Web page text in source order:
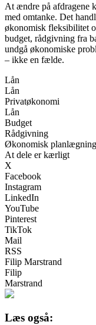
At ændre på afdragene
med omtanke. Det
økonomisk fleksibilitet
budget, rådgivning fra
undgå økonomiske
– ikke en fælde.
Lån
Lån
Privatøkonomi
Lån
Budget
Rådgivning
Økonomisk planlægning
At dele er kærligt
X
Facebook
Instagram
LinkedIn
YouTube
Pinterest
TikTok
Mail
RSS
Filip Marstrand
Filip
Marstrand
Læs også: